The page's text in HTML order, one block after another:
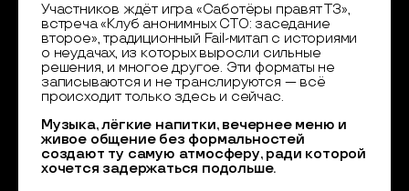
Участников ждёт игра «Саботёры правят ТЗ»,
встреча «Клуб анонимных CTO: заседание
второе», традиционный Fail-митап с историями
о неудачах, из которых выросли сильные
решения, и многое другое. Эти форматы не
записываются и не транслируются — всё
происходит только здесь и сейчас.
Музыка, лёгкие напитки, вечернее меню и
живое общение без формальностей
создают ту самую атмосферу, ради которой
хочется задержаться подольше.